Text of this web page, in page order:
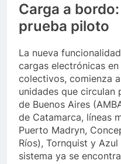
Carga a
prueba piloto
La nueva
cargas electrónicas
colectivos, comienza
unidades que circulan
de Buenos Aires
de Catamarca, líneas
Puerto Madryn,
Ríos), Tornquist y
sistema ya se